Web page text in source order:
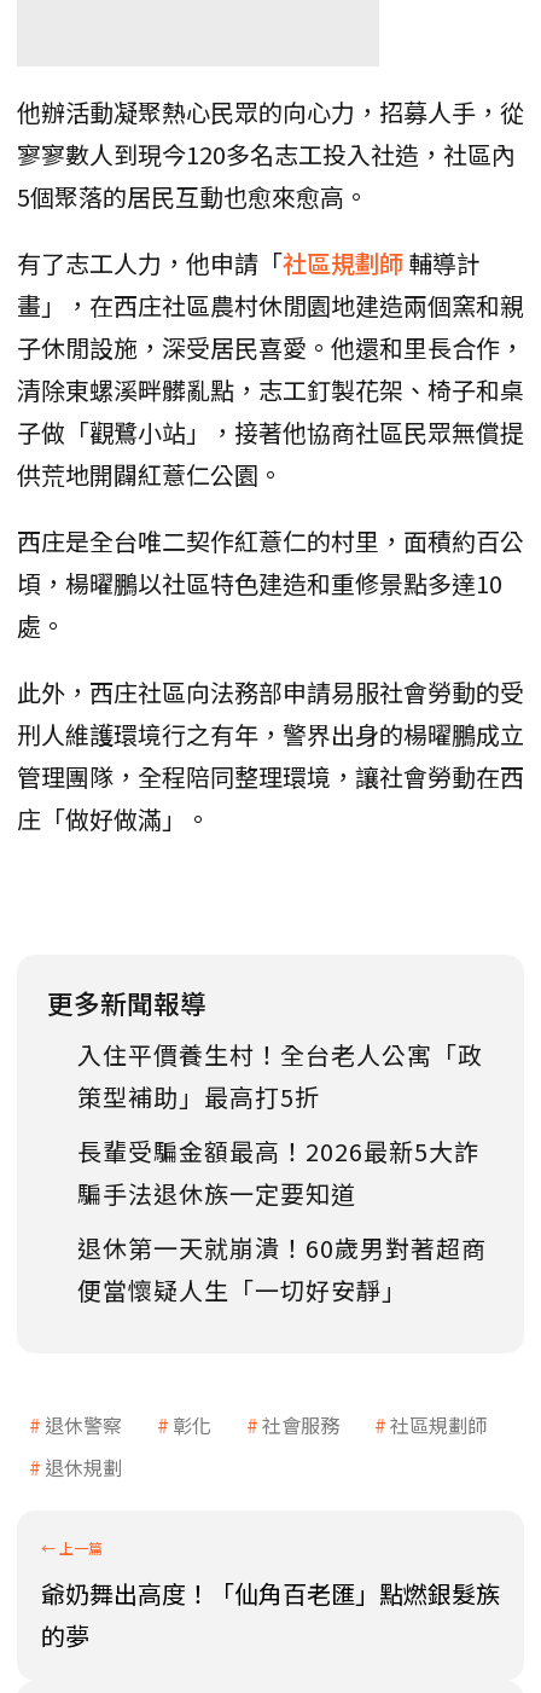
他辦活動凝聚熱心民眾的向心力，招募人手，從
寥寥數人到現今120多名志工投入社造，社區內
5個聚落的居民互動也愈來愈高。
有了志工人力，他申請「社區規劃師輔導計
畫」，在西庄社區農村休閒園地建造兩個窯和親
子休閒設施，深受居民喜愛。他還和里長合作，
清除東螺溪畔髒亂點，志工釘製花架、椅子和桌
子做「觀鷺小站」，接著他協商社區民眾無償提
供荒地開闢紅薏仁公園。
西庄是全台唯二契作紅薏仁的村里，面積約百公
頃，楊曜鵬以社區特色建造和重修景點多達10
處。
此外，西庄社區向法務部申請易服社會勞動的受
刑人維護環境行之有年，警界出身的楊曜鵬成立
管理團隊，全程陪同整理環境，讓社會勞動在西
庄「做好做滿」。
更多新聞報導
入住平價養生村！全台老人公寓「政
策型補助」最高打5折
長輩受騙金額最高！2026最新5大詐
騙手法退休族一定要知道
退休第一天就崩潰！60歲男對著超商
便當懷疑人生「一切好安靜」
退休警察 彰化 社會服務
社區規劃師
退休規劃
爺奶舞出高度！「仙角百老匯」點燃銀髮族
的夢